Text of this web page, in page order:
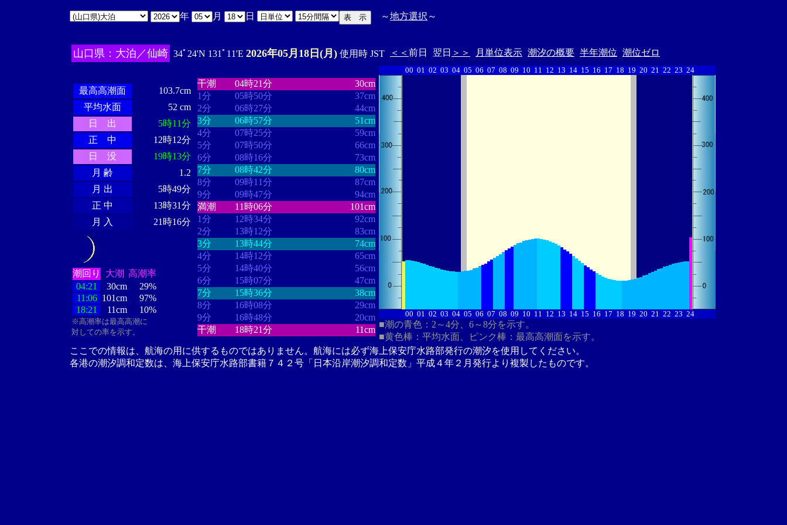
年 月 日 ～地方選択 ～
山口県：大泊／仙崎 34ﾟ24'N 131ﾟ11'E 2026年05月18日(月) 使用時 JST ＜＜ 前日 翌日 ＞＞ 月単位表示 潮汐の概要 半年潮位 潮位ゼロ
最高高潮面
103.7cm
平均水面
52 cm
日 出
5時11分
正 中
12時12分
日 没
19時13分
月 齢
1.2
月 出
5時49分
正 中
13時31分
月 入
21時16分
潮回り 大潮 高潮率
04:21
30cm
29%
11:06 101cm
97%
18:21
11cm 10%
※高潮率は最高高潮に
対しての率を示す。
干潮
04時21分
30cm
1分
05時50分
37cm
2分
06時27分
44cm
3分
06時57分
51cm
4分
07時25分
59cm
5分
07時50分
66cm
6分
08時16分
73cm
7分
08時42分
80cm
8分
09時11分
87cm
9分
09時47分
94cm
満潮
11時06分
101cm
1分
12時34分
92cm
2分
13時12分
83cm
3分
13時44分
74cm
4分
14時12分
65cm
5分
14時40分
56cm
6分
15時07分
47cm
7分
15時36分
38cm
8分
16時08分
29cm
9分
16時48分
20cm
干潮
18時21分 11cm
00 01 02 03 04 05 06 07 08 09 10 11 12 13 14 15 16 17 18 19 20 21 22 23 24
00 01 02 03 04 05 06 07 08 09 10 11 12 13 14 15 16 17 18 19 20 21 22 23 24
■潮の青色：2～4分、6～8分を示す。
■黄色棒：平均水面、ピンク棒：最高高潮面を示す。
ここでの情報は、航海の用に供するものではありません。航海には必ず海上保安庁水路部発行の潮汐を使用してください。
各港の潮汐調和定数は、海上保安庁水路部書籍７４２号「日本沿岸潮汐調和定数」平成４年２月発行より複製したものです。